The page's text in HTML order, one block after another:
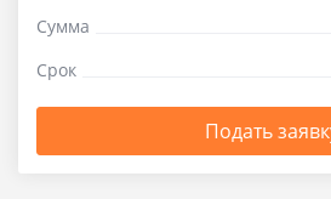
Сумма
Срок
Подать